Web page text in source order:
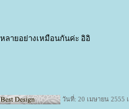
ลายอย่างเหมือนกันค่ะ อิอิ
วันที่: 20 เมษายน 2555